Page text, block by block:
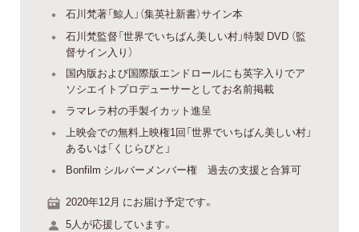
石川梵著「鯨人」（集英社新書）サイン本
石川梵監督「世界でいちばん美しい村」特製 DVD （監
督サイン入り）
国内版および国際版エンドロールにも英字入りでア
ソシエイトプロデューサーとしてお名前掲載
ラマレラ村の手製イカット進呈
上映会での無料上映権1回「世界でいちばん美しい村」
あるいは「くじらびと」
Bonfilm シルバーメンバー権 過去の支援と合算可
2020年12月 にお届け予定です。
5人が応援しています。